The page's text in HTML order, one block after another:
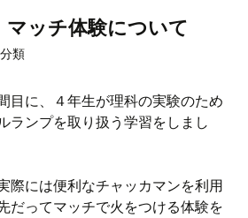
マッチ体験について
類
目に、４年生が理科の実験のため
ランプを取り扱う学習をしまし
際には便利なチャッカマンを利用
だってマッチで火をつける体験を